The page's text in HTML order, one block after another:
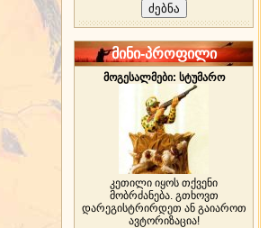
მინი-პროფილი
მოგესალმები: სტუმარო
კეთილი იყოს თქვენი
მობრძანება. გთხოვთ
დარეგისტრირდეთ ან გაიაროთ
ავტორიზაცია!